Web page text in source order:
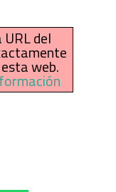
del
web.